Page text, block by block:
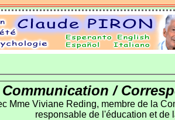
Communication /
Mme Viviane Reding, membre de la
responsable de l'éducation et de